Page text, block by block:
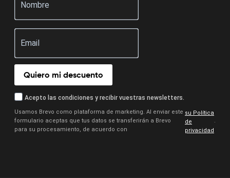
Quiero mi descuento
Acepto las condiciones y recibir vuestras newsletters.
Usamos Brevo como plataforma de marketing. Al enviar este
formulario aceptas que tus datos se transferirán a Brevo
para su procesamiento, de acuerdo con
su Política
de
privacidad
.